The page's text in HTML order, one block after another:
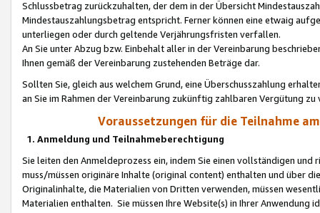
Schlussbetrag zurückzuhalten, der dem in der Übersicht
Mindestauszahlungsbetrag entspricht. Ferner können eine etwaig
unterliegen oder durch geltende Verjährungsfristen verfallen.
An Sie unter Abzug bzw. Einbehalt aller in der Vereinbarung
Ihnen gemäß der Vereinbarung zustehenden Beträge dar.
Sollten Sie, gleich aus welchem Grund, eine Überschusszahlung
an Sie im Rahmen der Vereinbarung zukünftig zahlbaren Vergütung zu
Voraussetzungen für die Teilnahme
1. Anmeldung und Teilnahmeberechtigung
Sie leiten den Anmeldeprozess ein, indem Sie einen vollständigen
muss/müssen originäre Inhalte (original content) enthalten und über
Originalinhalte, die Materialien von Dritten verwenden, müssen
Materialien enthalten. Sie müssen Ihre Website(s) in Ihrer Anwendung